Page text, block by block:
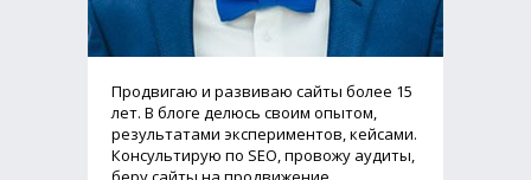
Продвигаю и развиваю сайты более 15
лет. В блоге делюсь своим опытом,
результатами экспериментов, кейсами.
Консультирую по SEO, провожу аудиты,